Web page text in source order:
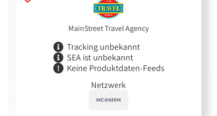
MainStreet Travel Agency
Tracking unbekannt
SEA ist unbekannt
Keine Produktdaten-Feeds
Netzwerk